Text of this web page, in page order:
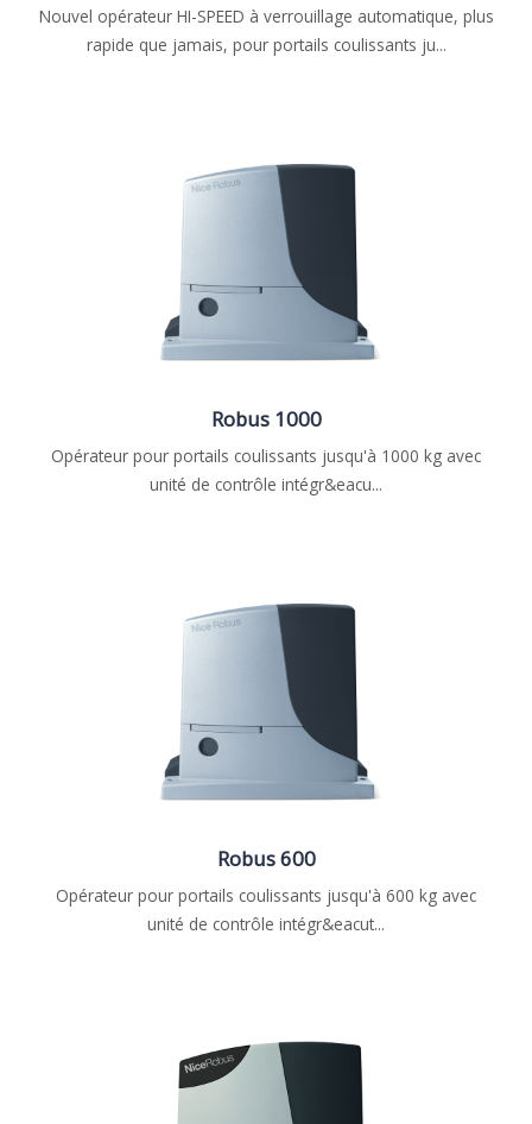
Nouvel opérateur HI-SPEED à verrouillage automatique, plus
rapide que jamais, pour portails coulissants ju...
Robus 1000
Opérateur pour portails coulissants jusqu'à 1000 kg avec
unité de contrôle intégr&eacu...
Robus 600
Opérateur pour portails coulissants jusqu'à 600 kg avec
unité de contrôle intégr&eacut...